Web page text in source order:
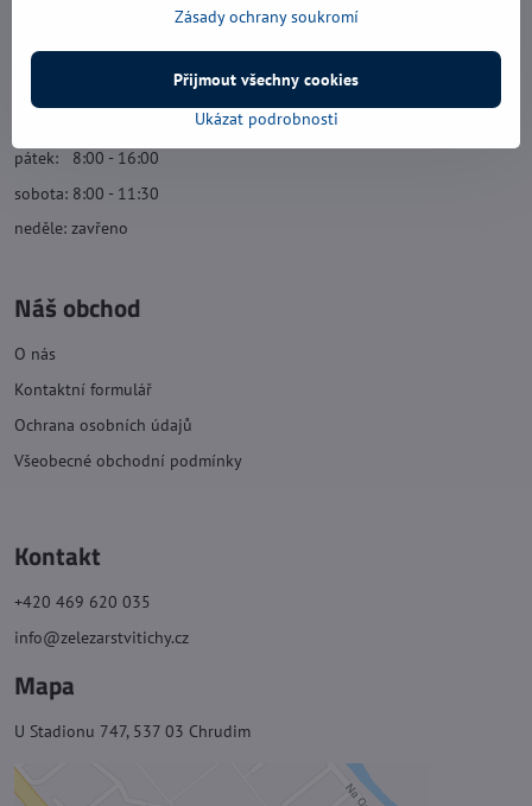
úterý: 8:00 - 17:00
pátek: 8:00 - 16:00
sobota: 8:00 - 11:30
neděle: zavřeno
Náš obchod
O nás
Kontaktní formulář
Ochrana osobních údajů
Všeobecné obchodní podmínky
Kontakt
+420 469 620 035
info@zelezarstvitichy.cz
Mapa
U Stadionu 747, 537 03 Chrudim
Zásady ochrany soukromí
Ukázat podrobnosti
Přijmout všechny cookies